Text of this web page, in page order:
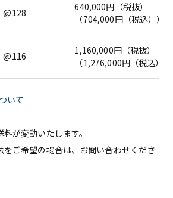
@128
640,000円（税抜）
（704,000円（税込））
@116
1,160,000円（税抜）
（1,276,000円（税込））
いて
が変動いたします。
ご希望の場合は、お問い合わせくださ